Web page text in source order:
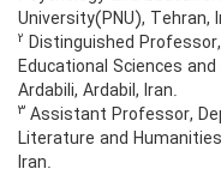
University(PNU), Tehran,
2 Distinguished
Educational Sciences
Ardabili, Ardabil, Iran.
3 Assistant Professor,
Literature and
Iran.